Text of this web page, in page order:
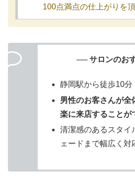
100点満点の仕上がりを
── サロンのおす
静岡駅から徒歩10分
男性のお客さんが全
楽に来店することが
清潔感のあるスタイ
ェードまで幅広く対